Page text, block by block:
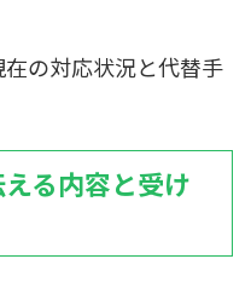
の対応状況と代替手
る内容と受け